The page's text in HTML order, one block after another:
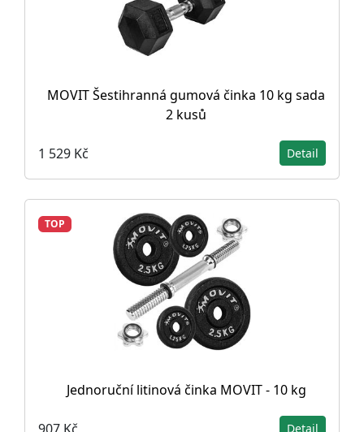
MOVIT Šestihranná gumová činka 10 kg sada
2 kusů
1 529 Kč Detail
TOP
Jednoruční litinová činka MOVIT - 10 kg
907 Kč Detail